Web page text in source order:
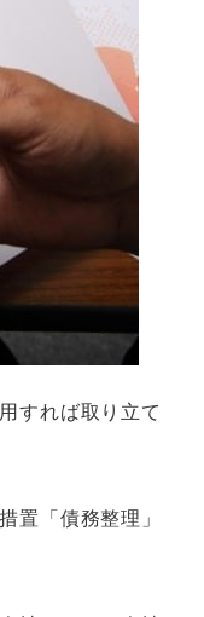
すれば取り立て
置「債務整理」